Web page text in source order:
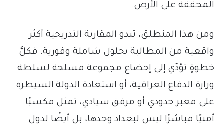
المحققة على الأرض.
ومن هذا المنطلق، تبدو المقاربة التدريجية أكثر
واقعية من المطالبة بحلول شاملة وفورية. فكلُّ
خطوةٍ تؤدّي إلى إخضاع مجموعة مسلحة لسلطة
وزارة الدفاع العراقية، أو استعادة الدولة السيطرة
على معبر حدودي أو مرفق سيادي، تمثل مكسبًا
أمنيًا مباشرًا ليس لبغداد وحدها، بل أيضًا لدول